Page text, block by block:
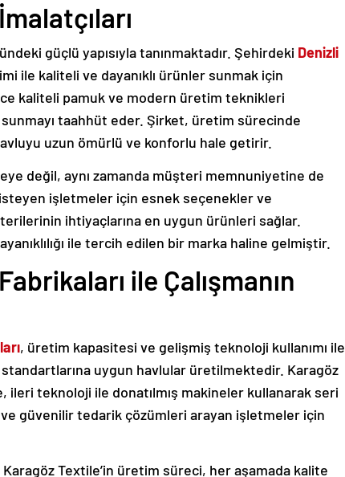
güçlü yapısıyla tanınmaktadır. Şehirdeki Denizli
ile kaliteli ve dayanıklı ürünler sunmak için
kaliteli pamuk ve modern üretim teknikleri
taahhüt eder. Şirket, üretim sürecinde
uzun ömürlü ve konforlu hale getirir.
değil, aynı zamanda müşteri memnuniyetine de
işletmeler için esnek seçenekler ve
ihtiyaçlarına en uygun ürünleri sağlar.
ile tercih edilen bir marka haline gelmiştir.
ile Çalışmanın
, üretim kapasitesi ve gelişmiş teknoloji kullanımı ile
uygun havlular üretilmektedir. Karagöz
teknoloji ile donatılmış makineler kullanarak seri
güvenilir tedarik çözümleri arayan işletmeler için
Karagöz Textile’in üretim süreci, her aşamada kalite